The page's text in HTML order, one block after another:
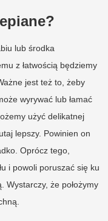
lub środka
z łatwością będziemy
jest też to, żeby
wyrywać lub łamać
użyć delikatnej
lepszy. Powinien on
Oprócz tego,
i powoli poruszać się ku
Wystarczy, że położymy